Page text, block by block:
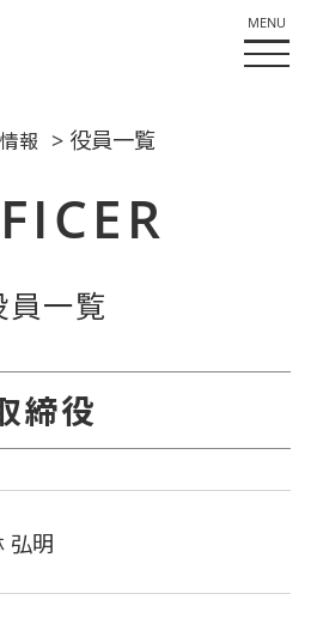
報 > 役員一覧
員一覧
締役
弘明